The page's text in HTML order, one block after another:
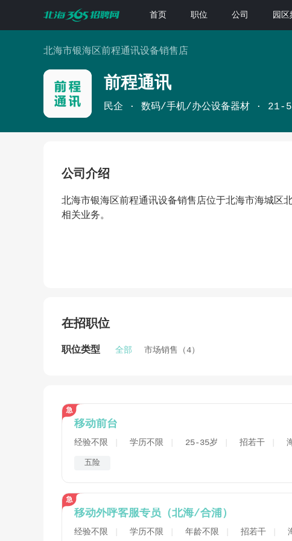
首页 职位 公司 园区
北海市银海区前程通讯设备销售店
前程通讯
民企 数码/手机/办公设备器材 21-
公司介绍
北海市银海区前程通讯设备销售店位于北海市海城区
相关业务。
在招职位
职位类型 全部 市场销售（4）
移动前台
经验不限 学历不限 25-35岁 招若干
五险
移动外呼客服专员（北海/合浦）
经验不限 学历不限 年龄不限 招若干